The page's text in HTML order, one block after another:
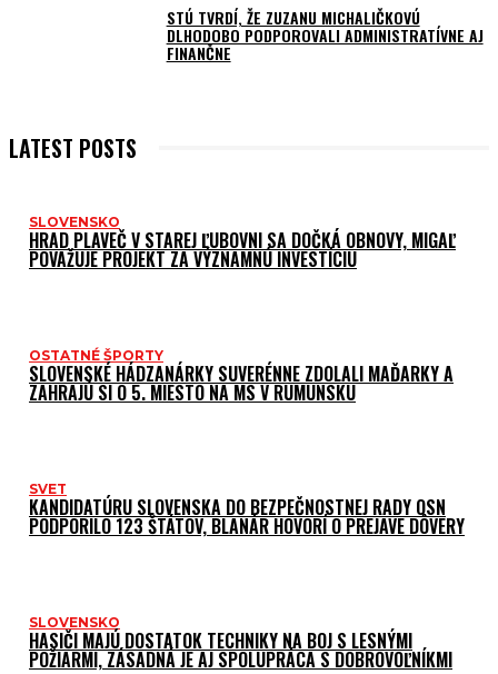
STÚ TVRDÍ, ŽE ZUZANU MICHALIČKOVÚ
DLHODOBO PODPOROVALI ADMINISTRATÍVNE AJ
FINANČNE
LATEST POSTS
SLOVENSKO
HRAD PLAVEČ V STAREJ ĽUBOVNI SA DOČKÁ OBNOVY, MIGAĽ
POVAŽUJE PROJEKT ZA VÝZNAMNÚ INVESTÍCIU
OSTATNÉ ŠPORTY
SLOVENSKÉ HÁDZANÁRKY SUVERÉNNE ZDOLALI MAĎARKY A
ZAHRAJÚ SI O 5. MIESTO NA MS V RUMUNSKU
SVET
KANDIDATÚRU SLOVENSKA DO BEZPEČNOSTNEJ RADY OSN
PODPORILO 123 ŠTÁTOV, BLANÁR HOVORÍ O PREJAVE DÔVERY
SLOVENSKO
HASIČI MAJÚ DOSTATOK TECHNIKY NA BOJ S LESNÝMI
POŽIARMI, ZÁSADNÁ JE AJ SPOLUPRÁCA S DOBROVOĽNÍKMI